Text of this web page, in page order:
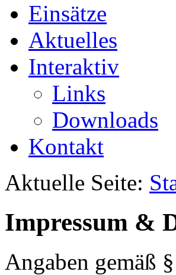
Einsätze
Aktuelles
Interaktiv
Links
Downloads
Kontakt
Aktuelle Seite:
Impressum &
Angaben gemäß